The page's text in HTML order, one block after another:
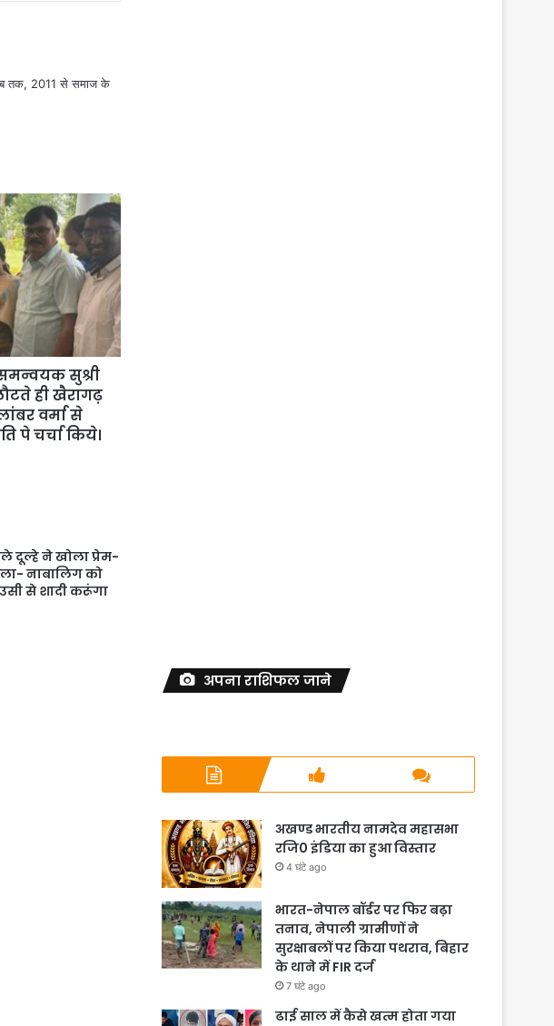
तक, 2011 से समाज के
सुश्री
ही खैरागढ़
वर्मा से
पे चर्चा किये।
दूल्हे ने खोला प्रेम-
नाबालिग को
से शादी करूंगा
अपना राशिफल जाने
अखण्ड भारतीय नामदेव महासभा
रजि0 इंडिया का हुआ विस्तार
4 घंटे ago
भारत-नेपाल बॉर्डर पर फिर बढ़ा
तनाव, नेपाली ग्रामीणों ने
सुरक्षाबलों पर किया पथराव, बिहार
के थाने में FIR दर्ज
7 घंटे ago
ढाई साल में कैसे खत्म होता गया